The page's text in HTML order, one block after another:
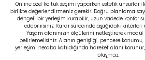
Online özel koltuk seçimi yaparken estetik unsurlar
birlikte değerlendirmeniz gerekir. Doğru planlama
dengeli bir yerleşim kurabilir, uzun vadede konfor
edebilirsiniz. Karar sürecinde aşağıdaki
Yaşam alanınızın ölçülerini netleştirerek modül
belirlemelisiniz. Alanın genişliği, pencere
yerleşimi hesaba katıldığında hareket alanı korunur,
oluşmaz.